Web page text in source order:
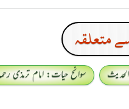
متعلقہ
سوانح حیات: امام ترمذی